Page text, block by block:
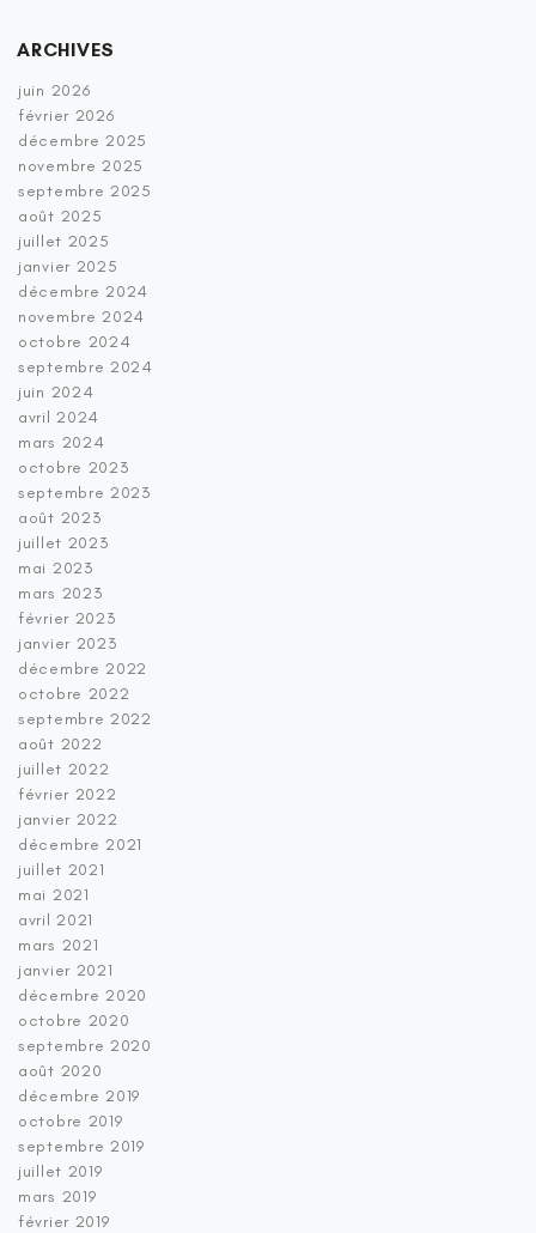
ARCHIVES
juin 2026
février 2026
décembre 2025
novembre 2025
septembre 2025
août 2025
juillet 2025
janvier 2025
décembre 2024
novembre 2024
octobre 2024
septembre 2024
juin 2024
avril 2024
mars 2024
octobre 2023
septembre 2023
août 2023
juillet 2023
mai 2023
mars 2023
février 2023
janvier 2023
décembre 2022
octobre 2022
septembre 2022
août 2022
juillet 2022
février 2022
janvier 2022
décembre 2021
juillet 2021
mai 2021
avril 2021
mars 2021
janvier 2021
décembre 2020
octobre 2020
septembre 2020
août 2020
décembre 2019
octobre 2019
septembre 2019
juillet 2019
mars 2019
février 2019